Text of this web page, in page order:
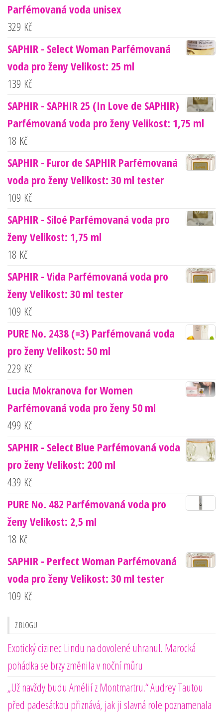
Parfémovaná voda unisex
329 Kč
SAPHIR - Select Woman Parfémovaná
voda pro ženy Velikost: 25 ml
139 Kč
SAPHIR - SAPHIR 25 (In Love de SAPHIR)
Parfémovaná voda pro ženy Velikost: 1,75 ml
18 Kč
SAPHIR - Furor de SAPHIR Parfémovaná
voda pro ženy Velikost: 30 ml tester
109 Kč
SAPHIR - Siloé Parfémovaná voda pro
ženy Velikost: 1,75 ml
18 Kč
SAPHIR - Vida Parfémovaná voda pro
ženy Velikost: 30 ml tester
109 Kč
PURE No. 2438 (=3) Parfémovaná voda
pro ženy Velikost: 50 ml
229 Kč
Lucia Mokranova for Women
Parfémovaná voda pro ženy 50 ml
499 Kč
SAPHIR - Select Blue Parfémovaná voda
pro ženy Velikost: 200 ml
439 Kč
PURE No. 482 Parfémovaná voda pro
ženy Velikost: 2,5 ml
18 Kč
SAPHIR - Perfect Woman Parfémovaná
voda pro ženy Velikost: 30 ml tester
109 Kč
Z BLOGU
Exotický cizinec Lindu na dovolené uhranul. Marocká
pohádka se brzy změnila v noční můru
„Už navždy budu Amélií z Montmartru.“ Audrey Tautou
před padesátkou přiznává, jak ji slavná role poznamenala